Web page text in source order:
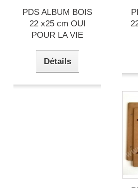
PDS ALBUM BOIS
22 x25 cm OUI
POUR LA VIE
Détails